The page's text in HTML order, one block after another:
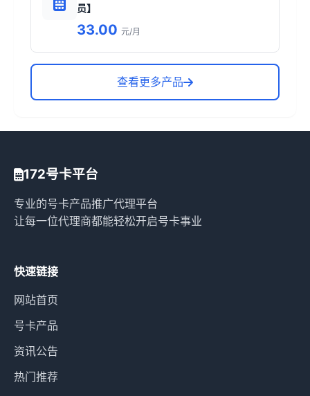
员】
33.00 元/月
查看更多产品
172号卡平台
专业的号卡产品推广代理平台
让每一位代理商都能轻松开启号卡事业
快速链接
网站首页
号卡产品
资讯公告
热门推荐